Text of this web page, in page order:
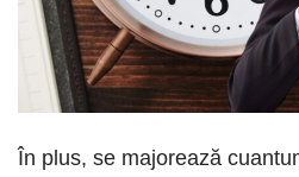
În plus, se majorează